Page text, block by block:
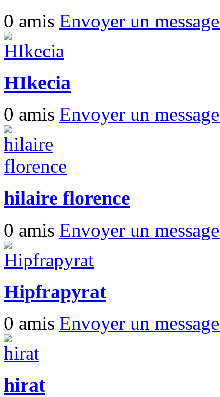
0 amis Envoyer un
HIkecia
0 amis Envoyer un
hilaire florence
0 amis Envoyer un
Hipfrapyrat
0 amis Envoyer un
hirat